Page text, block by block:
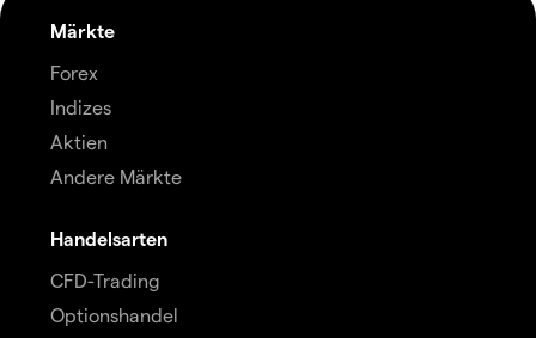
Märkte
Forex
Indizes
Aktien
Andere Märkte
Handelsarten
CFD-Trading
Optionshandel